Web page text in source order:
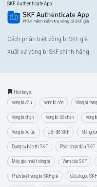
SKF Authenticate App
Cách phân biệt vòng bi SKF giả
Xuất xứ vòng bi SKF chính hãng
Hot keys:
Vòng bi cầu Vòng bi côn Vòng bi
Vòng bi chặn Vòng bi đỡ chặn Vòng
Vòng bi xe tải Gối đỡ SKF Măng
Dụng cụ bảo trì SKF Phớt chặn dầu SKF
Máy gia nhiệt vòng bi Vam cảo SKF
Phân biệt vòng bi SKF giả Catalogue SKF